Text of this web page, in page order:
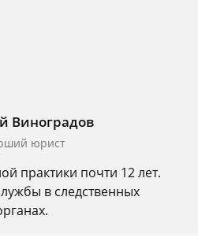
Виноградов
юрист
практики почти 12 лет.
в следственных